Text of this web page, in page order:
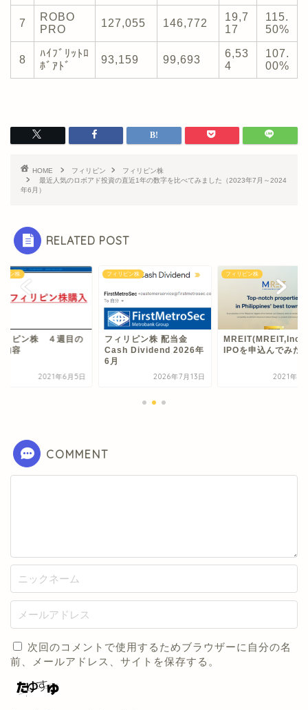
7
ROBO
PRO
127,055 146,772
19,7
17
115.
50%
8
ﾊｲﾌﾞﾘｯﾄﾛ
ﾎﾞｱﾄﾞ
93,159 99,693
6,53
4
107.
00%
HOME フィリピン
フィリピン株
最近人気のロボアド投資の直近1年の数字を比べてみました（2023年7月～2024
年6月）
RELATED POST
ピン株
リピン株 ４週目の
内容
2021年6月5日
フィリピン株
フィリピン株 配当金
Cash Dividend 2026年
6月
2026年7月13日
フィリピン株
MREIT(MREIT,Inc.)
IPOを申込んでみた
2021年10
COMMENT
次回のコメントで使用するためブラウザーに自分の名
前、メールアドレス、サイトを保存する。